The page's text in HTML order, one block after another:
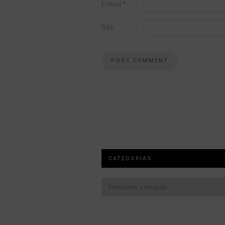
E-mail *
Site
CATEGORIAS